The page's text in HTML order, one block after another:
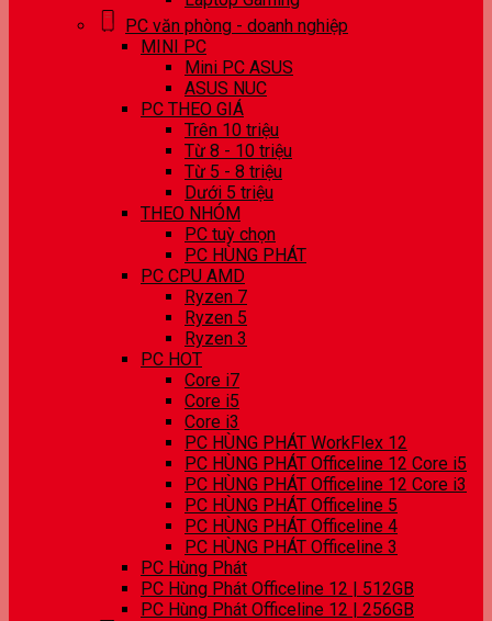
PC văn phòng - doanh nghiệp
MINI PC
Mini PC ASUS
ASUS NUC
PC THEO GIÁ
Trên 10 triệu
Từ 8 - 10 triệu
Từ 5 - 8 triệu
Dưới 5 triệu
THEO NHÓM
PC tuỳ chọn
PC HÙNG PHÁT
PC CPU AMD
Ryzen 7
Ryzen 5
Ryzen 3
PC HOT
Core i7
Core i5
Core i3
PC HÙNG PHÁT WorkFlex 12
PC HÙNG PHÁT Officeline 12 Core i5
PC HÙNG PHÁT Officeline 12 Core i3
PC HÙNG PHÁT Officeline 5
PC HÙNG PHÁT Officeline 4
PC HÙNG PHÁT Officeline 3
PC Hùng Phát
PC Hùng Phát Officeline 12 | 512GB
PC Hùng Phát Officeline 12 | 256GB